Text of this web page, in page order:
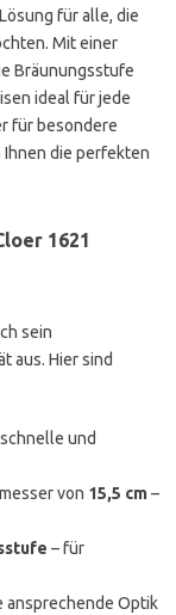
für alle, die
Mit einer
Bräunungsstufe
ideal für jede
für besondere
die perfekten
1621
sein
aus. Hier sind
und
von 15,5 cm–
– für
ansprechende Optik